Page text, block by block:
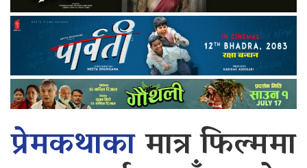
प्रेमकथाकामात्र फिल्ममा